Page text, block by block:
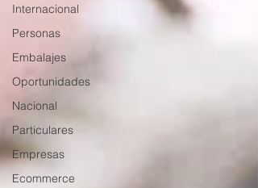
Internacional
Personas
Embalajes
Oportunidades
Nacional
Particulares
Empresas
Ecommerce